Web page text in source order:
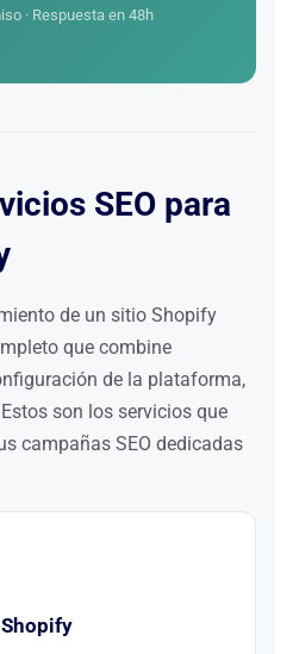
· Respuesta en 48h
SEO para
de un sitio Shopify
que combine
de la plataforma,
son los servicios que
campañas SEO dedicadas